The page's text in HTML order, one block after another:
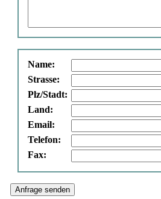
Name:
Strasse:
Plz/Stadt:
Land:
Email:
Telefon:
Fax: